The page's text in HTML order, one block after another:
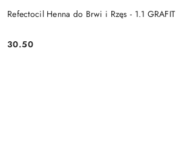
Refectocil Henna do Brwi i Rzęs - 1.1 GRAFIT
Cena:
30.50